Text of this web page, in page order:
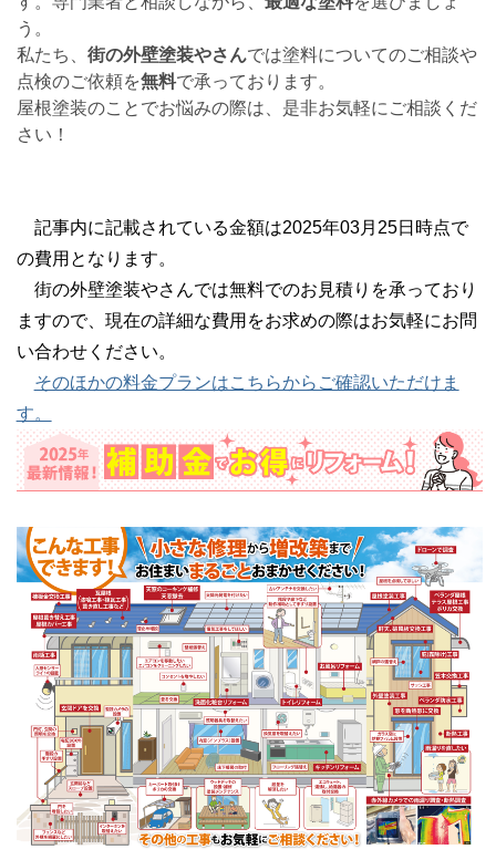
う。
私たち、 街の外壁塗装やさんでは塗料についてのご相談や
点検のご依頼を無料で承っております。
屋根塗装のことでお悩みの際は、是非お気軽にご相談くだ
さい！
記事内に記載されている金額は2025年03月25日時点で
の費用となります。
街の外壁塗装やさんでは無料でのお見積りを承っており
ますので、現在の詳細な費用をお求めの際はお気軽にお問
い合わせください。
そのほかの料金プランはこちらからご確認いただけま
す。